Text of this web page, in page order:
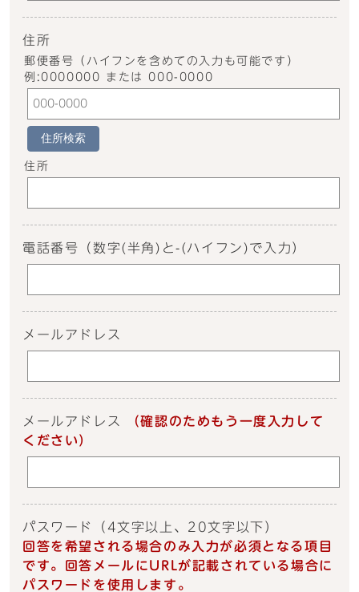
住所
郵便番号（ハイフンを含めての入力も可能です）
例:0000000 または 000-0000
住所検索
住所
電話番号 （数字(半角)と-(ハイフン)で入力）
メールアドレス
メールアドレス
（確認のためもう一度入力して
ください）
パスワード
（4文字以上、20文字以下）
回答を希望される場合のみ入力が必須となる項目
です。回答メールにURLが記載されている場合に
パスワードを使用します。